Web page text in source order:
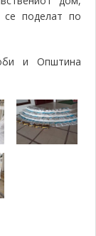
поделат по
и Општина